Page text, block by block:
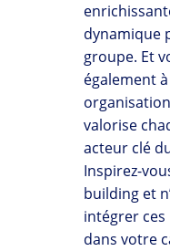
dynamique
groupe. Et
également
valorise
acteur clé
Inspirez-
building et
intégrer
dans votre